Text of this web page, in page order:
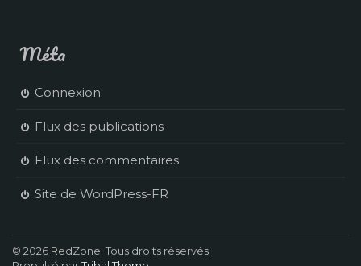
Méta
Connexion
Flux des publications
Flux des commentaires
Site de WordPress-FR
© 2026 RedZone. Tous droits réservés.